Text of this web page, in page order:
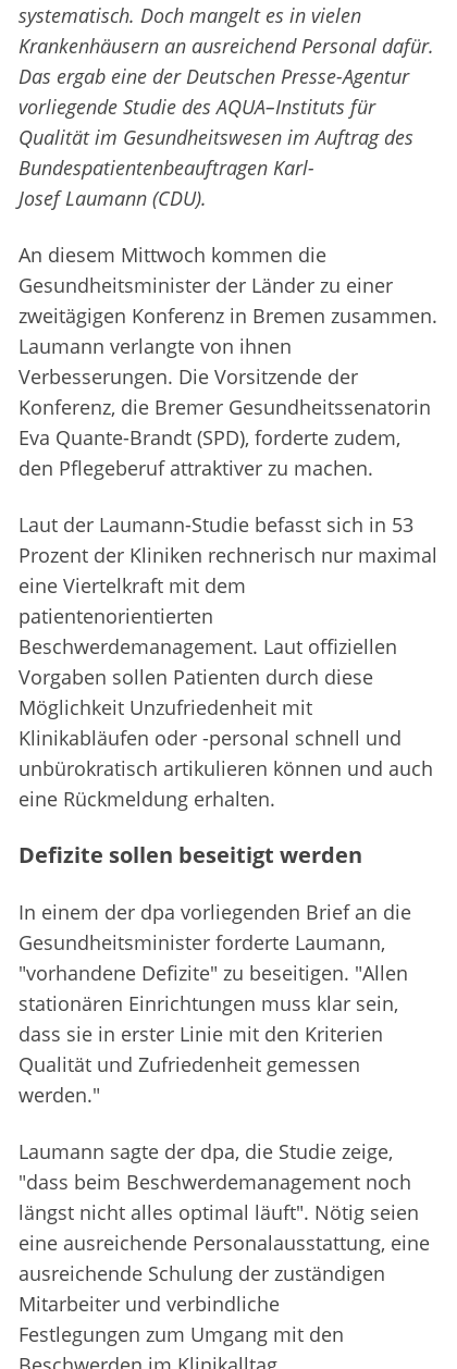
systematisch. Doch mangelt es in vielen
Krankenhäusern an ausreichend Personal dafür.
Das ergab eine der Deutschen Presse-Agentur
vorliegende Studie des AQUA–Instituts für
Qualität im Gesundheitswesen im Auftrag des
Bundespatientenbeauftragen Karl-
Josef Laumann (CDU).
An diesem Mittwoch kommen die
Gesundheitsminister der Länder zu einer
zweitägigen Konferenz in Bremen zusammen.
Laumann verlangte von ihnen
Verbesserungen. Die Vorsitzende der
Konferenz, die Bremer Gesundheitssenatorin
Eva Quante-Brandt (SPD), forderte zudem,
den Pflegeberuf attraktiver zu machen.
Laut der Laumann-Studie befasst sich in 53
Prozent der Kliniken rechnerisch nur maximal
eine Viertelkraft mit dem
patientenorientierten
Beschwerdemanagement. Laut offiziellen
Vorgaben sollen Patienten durch diese
Möglichkeit Unzufriedenheit mit
Klinikabläufen oder -personal schnell und
unbürokratisch artikulieren können und auch
eine Rückmeldung erhalten.
Defizite sollen beseitigt werden
In einem der dpa vorliegenden Brief an die
Gesundheitsminister forderte Laumann,
"vorhandene Defizite" zu beseitigen. "Allen
stationären Einrichtungen muss klar sein,
dass sie in erster Linie mit den Kriterien
Qualität und Zufriedenheit gemessen
werden."
Laumann sagte der dpa, die Studie zeige,
"dass beim Beschwerdemanagement noch
längst nicht alles optimal läuft". Nötig seien
eine ausreichende Personalausstattung, eine
ausreichende Schulung der zuständigen
Mitarbeiter und verbindliche
Festlegungen zum Umgang mit den